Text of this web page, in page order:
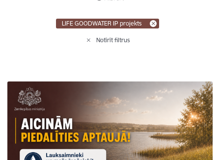
LIFE GOODWATER IP projekts
Notīrīt filtrus